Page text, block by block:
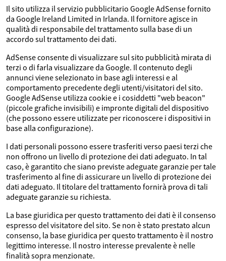
Il sito utilizza il servizio pubblicitario Google AdSense fornito
da Google Ireland Limited in Irlanda. Il fornitore agisce in
qualità di responsabile del trattamento sulla base di un
accordo sul trattamento dei dati.
AdSense consente di visualizzare sul sito pubblicità mirata di
terzi o di farla visualizzare da Google. Il contenuto degli
annunci viene selezionato in base agli interessi e al
comportamento precedente degli utenti/visitatori del sito.
Google AdSense utilizza cookie e i cosiddetti "web beacon"
(piccole grafiche invisibili) e impronte digitali del dispositivo
(che possono essere utilizzate per riconoscere i dispositivi in
base alla configurazione).
I dati personali possono essere trasferiti verso paesi terzi che
non offrono un livello di protezione dei dati adeguato. In tal
caso, è garantito che siano previste adeguate garanzie per tale
trasferimento al fine di assicurare un livello di protezione dei
dati adeguato. Il titolare del trattamento fornirà prova di tali
adeguate garanzie su richiesta.
La base giuridica per questo trattamento dei dati è il consenso
espresso del visitatore del sito. Se non è stato prestato alcun
consenso, la base giuridica per questo trattamento è il nostro
legittimo interesse. Il nostro interesse prevalente è nelle
finalità sopra menzionate.